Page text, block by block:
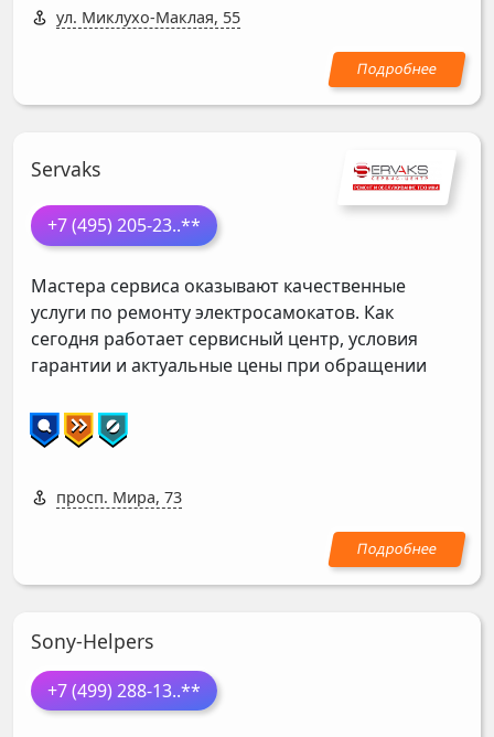
ул. Миклухо-Маклая, 55
Servaks
+7 (495) 205-23..**
Мастера сервиса оказывают качественные
услуги по ремонту электросамокатов. Как
сегодня работает сервисный центр, условия
гарантии и актуальные цены при обращении
просп. Мира, 73
Sony-Helpers
+7 (499) 288-13..**